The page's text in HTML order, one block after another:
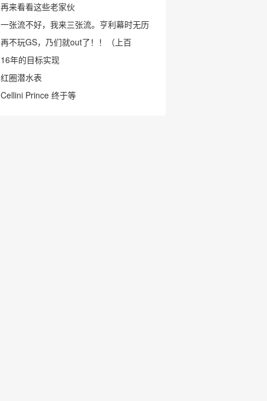
再来看看这些老家伙
一张流不好，我来三张流。亨利幕时无历
再不玩GS，乃们就out了！！（上百
16年的目标实现
红圈潜水表
Cellini Prince 终于等